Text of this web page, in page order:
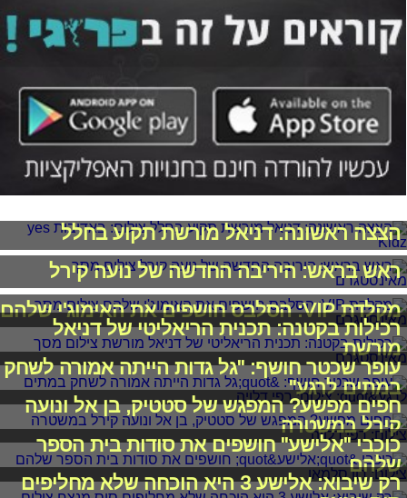
הצצה ראשונה: דניאל מורשת תקוע בחלל
ראש בראש: היריבה החדשה של נועה קירל
מקלדת VIP: הסלבס חושפים את האימוג'י שלהם
רכילות בקטנה: תכנית הריאליטי של דניאל
מורשת
עופר שכטר חושף: "גל גדות הייתה אמורה לשחק
במתים לרגע"
חפים מפשע? המפגש של סטטיק, בן אל ונועה
קירל במשטרה
כוכבי "אלישע" חושפים את סודות בית הספר
שלהם
רק שיבוא: אלישע 3 היא הוכחה שלא מחליפים